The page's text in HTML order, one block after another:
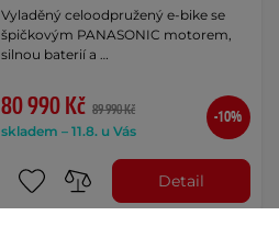
Vyladěný celoodpružený e-bike se
špičkovým PANASONIC motorem,
silnou baterií a …
80 990 Kč 89 990 Kč
skladem – 11.8. u Vás
-10%
Detail